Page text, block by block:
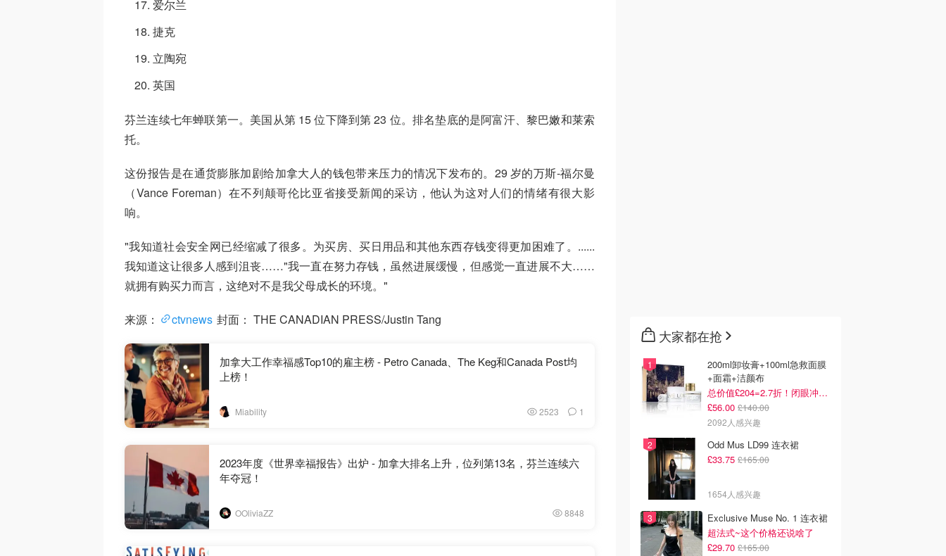
爱尔兰
捷克
立陶宛
英国
芬兰连续七年蝉联第一。美国从第 15 位下降到第 23 位。排名垫底的是阿富汗、黎巴嫩和莱索
托。
这份报告是在通货膨胀加剧给加拿大人的钱包带来压力的情况下发布的。29 岁的万斯-福尔曼
（Vance Foreman）在不列颠哥伦比亚省接受新闻的采访，他认为这对人们的情绪有很大影
响。
"我知道社会安全网已经缩减了很多。为买房、买日用品和其他东西存钱变得更加困难了。......
我知道这让很多人感到沮丧……"我一直在努力存钱，虽然进展缓慢，但感觉一直进展不大……
就拥有购买力而言，这绝对不是我父母成长的环境。"
来源： ctvnews 封面： THE CANADIAN PRESS/Justin Tang
加拿大工作幸福感Top10的雇主榜 - Petro Canada、The Keg和Canada Post均
上榜！
Miability 2523 1
2023年度《世界幸福报告》出炉 - 加拿大排名上升，位列第13名，芬兰连续六
年夺冠！
OOliviaZZ 8848
大家都在抢
200ml卸妆膏+100ml急救面膜
+面霜+洁颜布
总价值£204=2.7折！闭眼冲这套！
£56.00 £140.00
2092人感兴趣
Odd Mus LD99 连衣裙
£33.75 £165.00
1654人感兴趣
Exclusive Muse No. 1 连衣裙
超法式~这个价格还说啥了
£29.70 £165.00